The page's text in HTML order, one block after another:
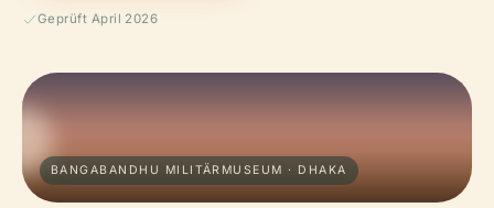
Geprüft April 2026
BANGABANDHU MILITÄRMUSEUM · DHAKA